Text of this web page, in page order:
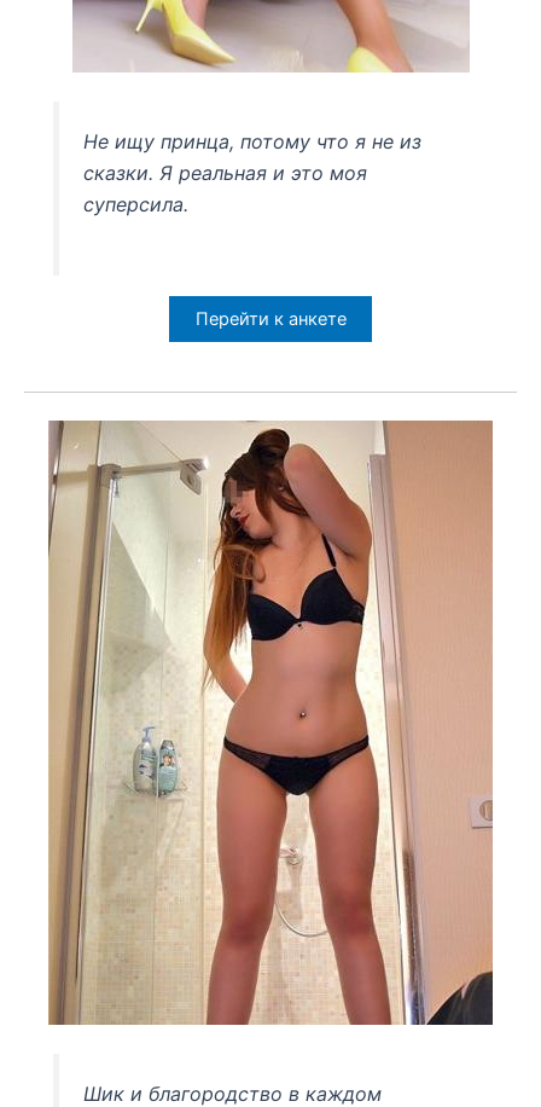
Не ищу принца, потому что я не из
сказки. Я реальная и это моя
суперсила.
Перейти к анкете
Шик и благородство в каждом